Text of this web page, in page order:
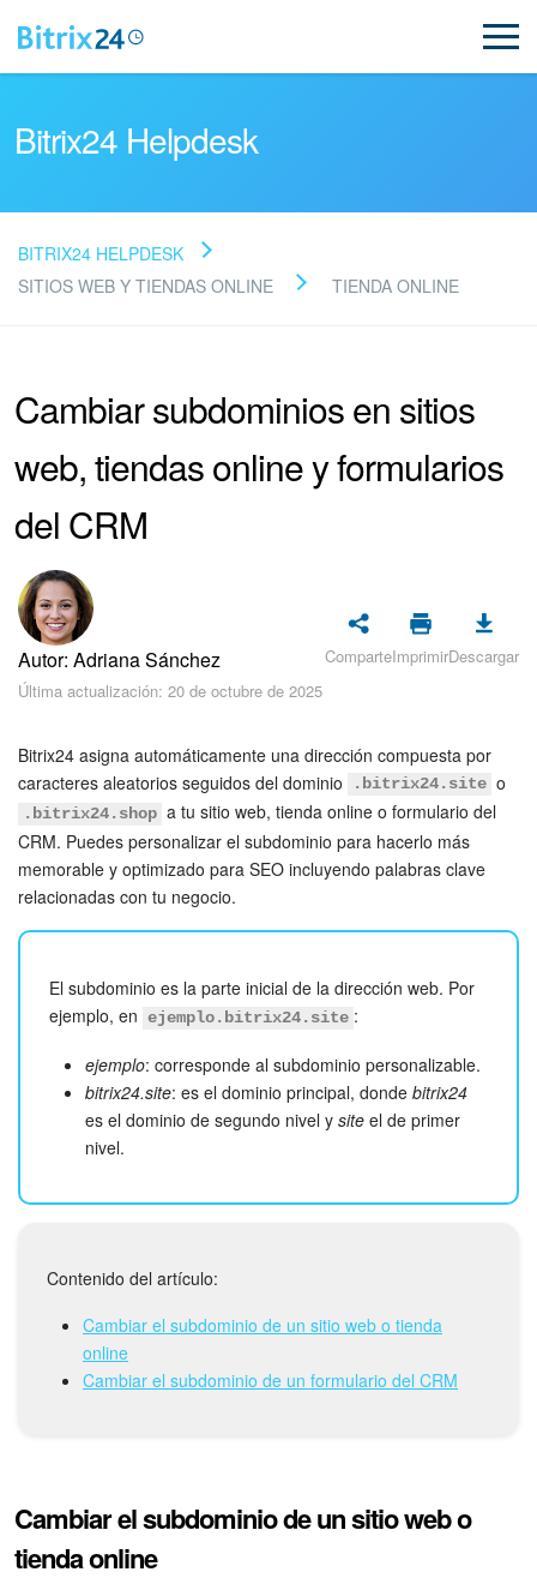
Preguntas Frecuentes
Soporte de Bitrix24
Registro e inicio de sesión en Bitrix24
Seguridad
Planes y pagos
Cómo empezar
Messenger
Collabs
Calendario
Webmail
Grupos de trabajo
Tareas y proyectos
Reserva
Contact center
BI Builder
Bitrix24 Helpdesk
BITRIX24 HELPDESK
SITIOS WEB Y TIENDAS ONLINE
TIENDA ONLINE
Cambiar subdominios en sitios
web, tiendas online y formularios
del CRM
Autor: Adriana Sánchez
Última actualización: 20 de octubre de 2025
ComparteImprimirDescargar
Bitrix24 asigna automáticamente una dirección compuesta por
caracteres aleatorios seguidos del dominio
.bitrix24.site o
.bitrix24.shop a tu sitio web, tienda online o formulario del
CRM. Puedes personalizar el subdominio para hacerlo más
memorable y optimizado para SEO incluyendo palabras clave
relacionadas con tu negocio.
El subdominio es la parte inicial de la dirección web. Por
ejemplo, en ejemplo.bitrix24.site :
ejemplo: corresponde al subdominio personalizable.
bitrix24.site: es el dominio principal, donde bitrix24
es el dominio de segundo nivel y site el de primer
nivel.
Contenido del artículo:
Cambiar el subdominio de un sitio web o tienda
online
Cambiar el subdominio de un formulario del CRM
Cambiar el subdominio de un sitio web o
tienda online